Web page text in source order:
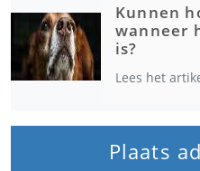
Kunnen
wanneer
is?
Lees het
Plaats